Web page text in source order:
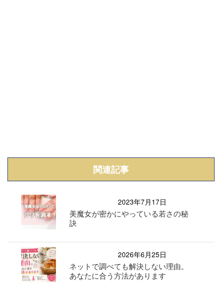
関連記事
2023年7月17日
美魔女が密かにやっている若さの秘
訣
2026年6月25日
ネットで調べても解決しない理由。
あなたに合う方法があります